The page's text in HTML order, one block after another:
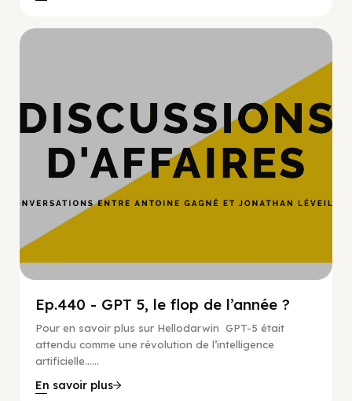
Ep.440 - GPT 5, le flop de l’année ?
Pour en savoir plus sur Hellodarwin GPT-5 était
attendu comme une révolution de l’intelligence
artificielle…...
En savoir plus